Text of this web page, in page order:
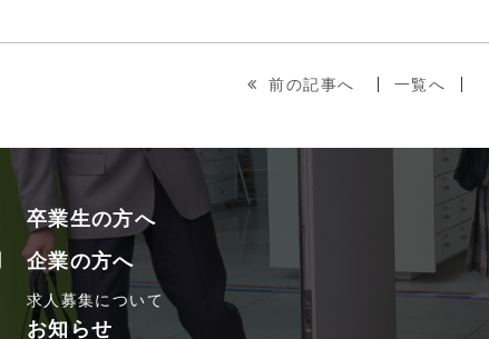
前の記事へ 一覧へ
卒業生の方へ
企業の方へ
求人募集について
お知らせ